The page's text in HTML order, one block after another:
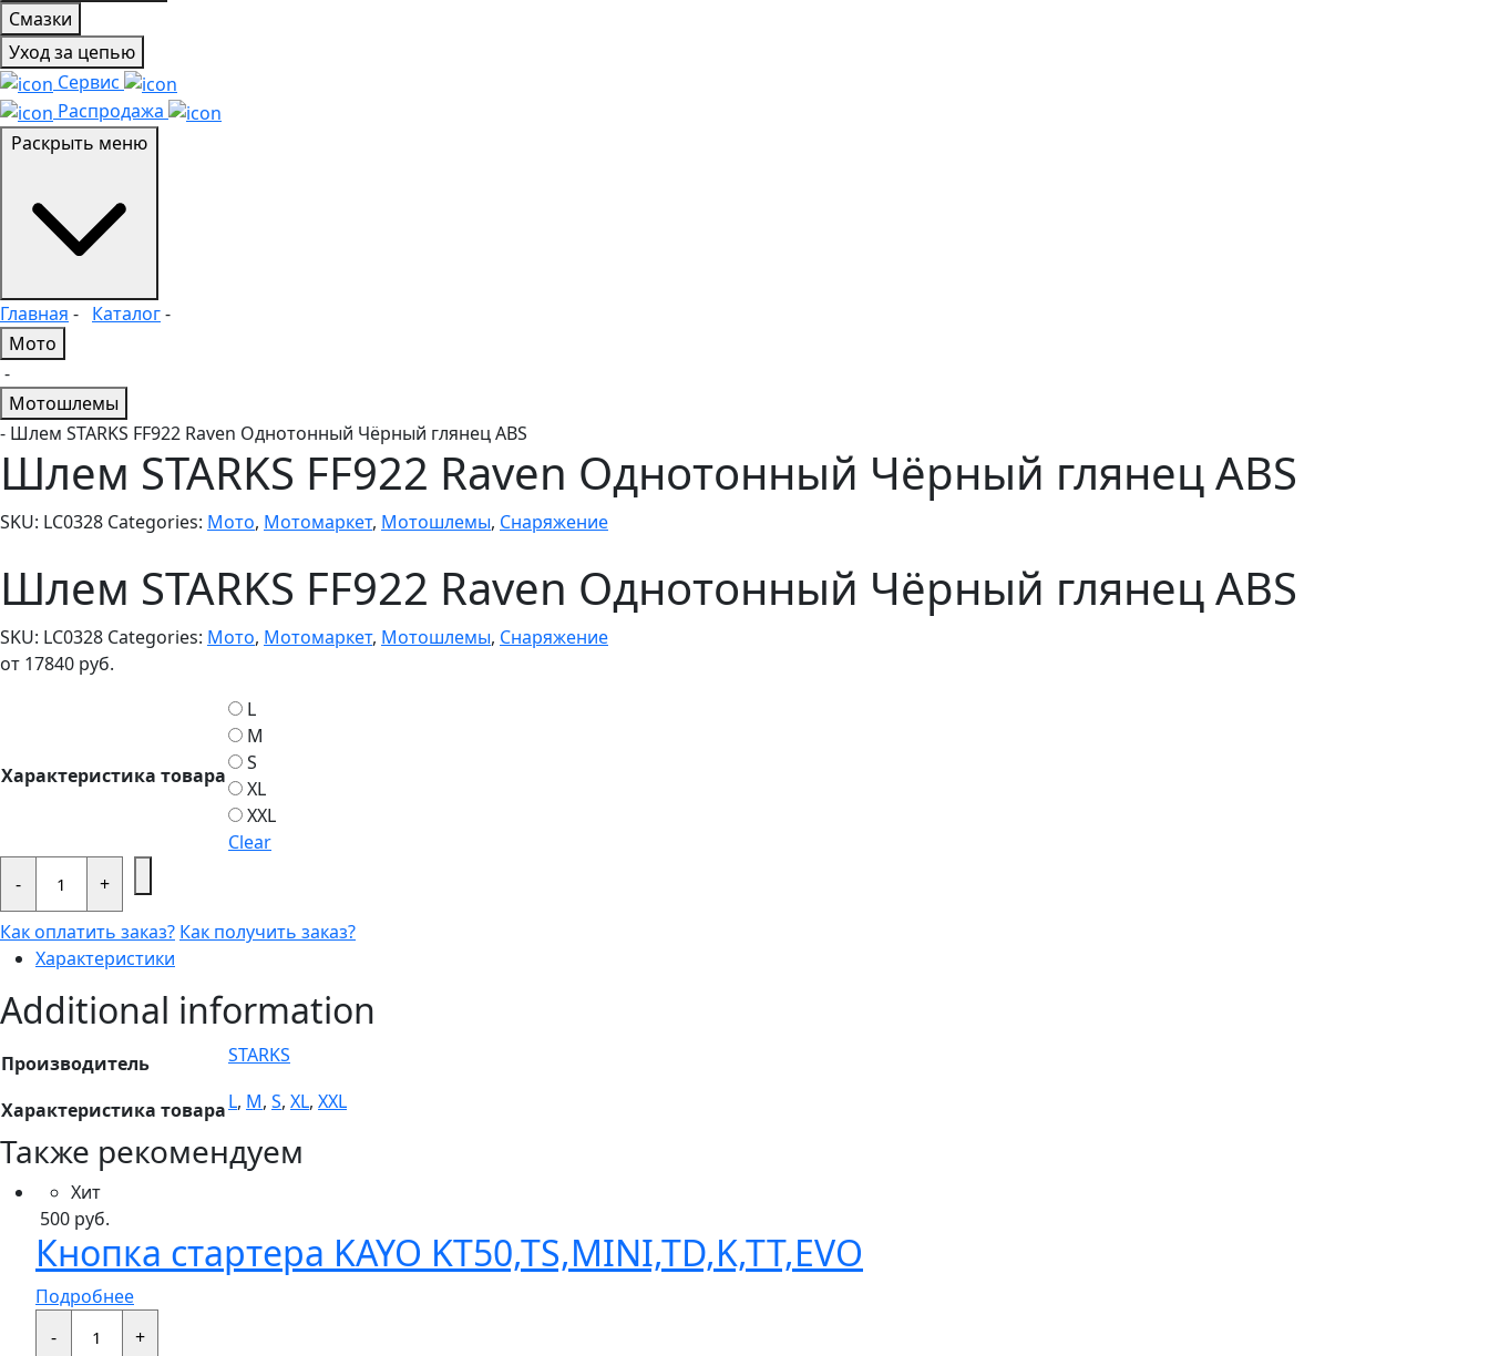
Смазки
Уход за цепью
Сервис
Распродажа
Главная - Каталог-
Мото
-
Мотошлемы
- Шлем STARKS FF922 Raven Однотонный Чёрный глянец ABS
Шлем STARKS FF922 Raven Однотонный Чёрный глянец ABS
SKU: LC0328 Categories: Мото, Мотомаркет, Мотошлемы, Снаряжение
Шлем STARKS FF922 Raven Однотонный Чёрный глянец ABS
SKU: LC0328 Categories: Мото, Мотомаркет, Мотошлемы, Снаряжение
от 17840 руб.
Характеристика товара
L
M
S
XL
XXL
Clear
-
Шлем
STARKS
Raven
Однотонный
Чёрный
глянец
quantity
+
Как оплатить заказ? Как получить заказ?
Характеристики
Additional information
Производитель STARKS
Характеристика товараL, M, S, XL, XXL
Также рекомендуем
Хит
500 руб.
Кнопка стартера KAYO KT50,TS,MINI,TD,K,TT,EVO
Подробнее
-
Кнопка
стартера
+